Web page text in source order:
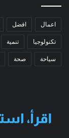
اعمال افضل
تكنولوجيا تنمية
سياحة صحة